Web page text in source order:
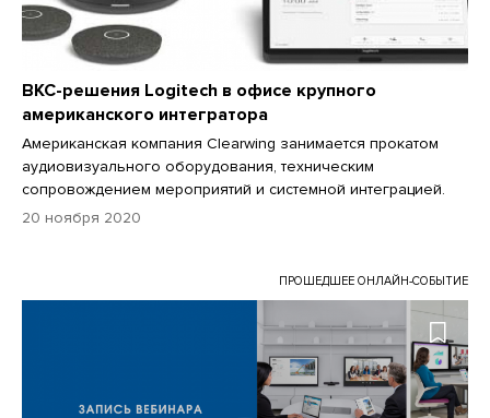
ВКС-решения Logitech в офисе крупного
американского интегратора
Американская компания Clearwing занимается прокатом
аудиовизуального оборудования, техническим
сопровождением мероприятий и системной интеграцией.
20 ноября 2020
ПРОШЕДШЕЕ ОНЛАЙН-СОБЫТИЕ